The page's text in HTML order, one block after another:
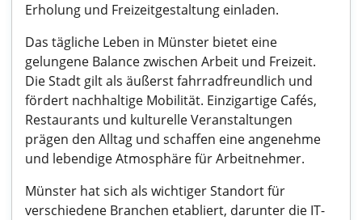
Erholung und Freizeitgestaltung einladen.
Das tägliche Leben in Münster bietet eine
gelungene Balance zwischen Arbeit und Freizeit.
Die Stadt gilt als äußerst fahrradfreundlich und
fördert nachhaltige Mobilität. Einzigartige Cafés,
Restaurants und kulturelle Veranstaltungen
prägen den Alltag und schaffen eine angenehme
und lebendige Atmosphäre für Arbeitnehmer.
Münster hat sich als wichtiger Standort für
verschiedene Branchen etabliert, darunter die IT-